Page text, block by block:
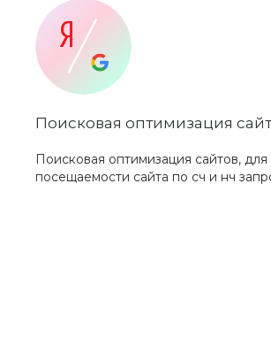
Поисковая оптимизация
Поисковая оптимизация сайтов,
посещаемости сайта по сч и нч